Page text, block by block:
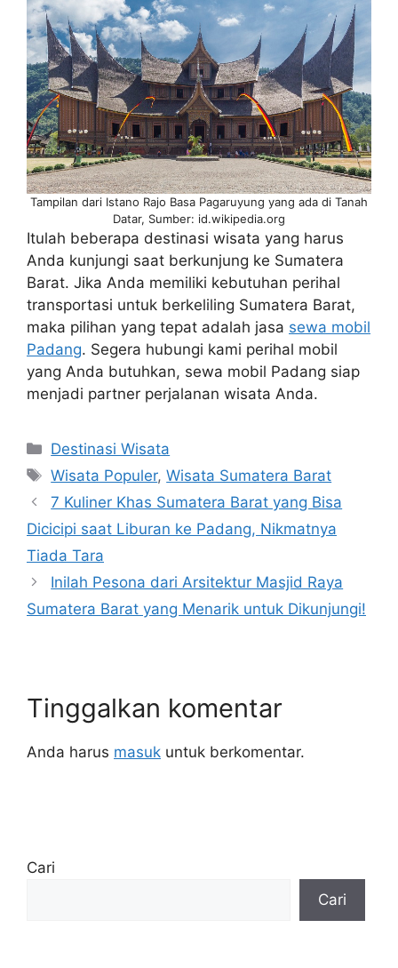
Tampilan dari Istano Rajo Basa Pagaruyung yang ada di Tanah
Datar, Sumber: id.wikipedia.org
Itulah beberapa destinasi wisata yang harus
Anda kunjungi saat berkunjung ke Sumatera
Barat. Jika Anda memiliki kebutuhan perihal
transportasi untuk berkeliling Sumatera Barat,
maka pilihan yang tepat adalah jasa sewa mobil
Padang. Segera hubungi kami perihal mobil
yang Anda butuhkan, sewa mobil Padang siap
menjadi partner perjalanan wisata Anda.
Destinasi Wisata
Wisata Populer,Wisata Sumatera Barat
7 Kuliner Khas Sumatera Barat yang Bisa
Dicicipi saat Liburan ke Padang, Nikmatnya
Tiada Tara
Inilah Pesona dari Arsitektur Masjid Raya
Sumatera Barat yang Menarik untuk Dikunjungi!
Tinggalkan komentar
Anda harus masuk untuk berkomentar.
Cari
Cari